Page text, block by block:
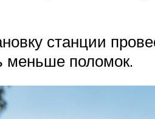
станции
меньше поломок.